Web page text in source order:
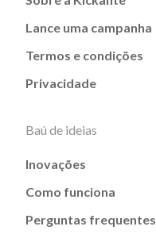
Lance uma campanha
Termos e condições
Privacidade
Baú de ideias
Inovações
Como funciona
Perguntas frequentes